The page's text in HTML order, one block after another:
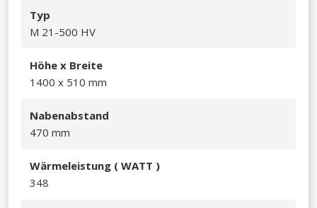
Typ
M 21-500 HV
Höhe x Breite
1400 x 510 mm​
Nabenabstand
470 mm
Wärmeleistung ( WATT )
348​